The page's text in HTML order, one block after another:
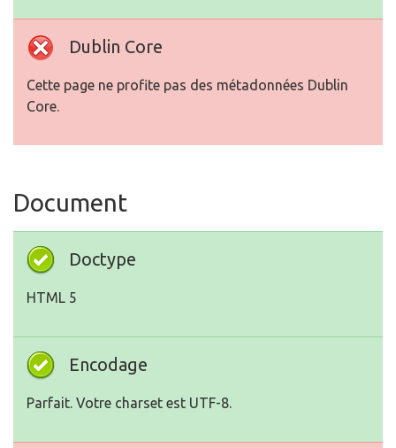
Dublin Core
Cette page ne profite pas des métadonnées Dublin
Core.
Document
Doctype
HTML 5
Encodage
Parfait. Votre charset est UTF-8.